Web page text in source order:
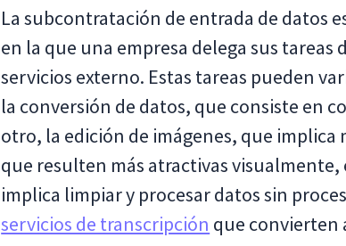
La subcontratación de entrada de datos
en la que una empresa delega sus
servicios externo. Estas tareas pueden
la conversión de datos, que consiste en
otro, la edición de imágenes, que implica
que resulten más atractivas
implica limpiar y procesar datos sin
servicios de transcripción que convierten